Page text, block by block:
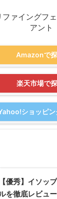
ァイングフェ
アント
Amazonで
楽天市場で
ショッピン
【優秀】イソッ
を徹底レビュ